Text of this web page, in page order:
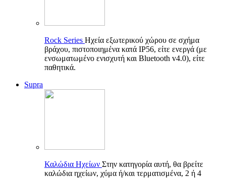
Rock Series Ηχεία εξωτερικού χώρου σε σχήμα
βράχου, πιστοποιημένα κατά IP56, είτε ενεργά (με
ενσωματωμένο ενισχυτή και Bluetooth v4.0), είτε
παθητικά.
Supra
Καλώδια Ηχείων Στην κατηγορία αυτή, θα βρείτε
καλώδια ηχείων, χύμα ή/και τερματισμένα, 2 ή 4